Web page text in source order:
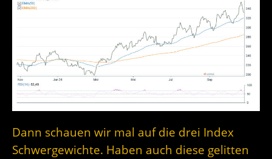
Dann schauen wir mal auf die drei Index
Schwergewichte. Haben auch diese gelitten